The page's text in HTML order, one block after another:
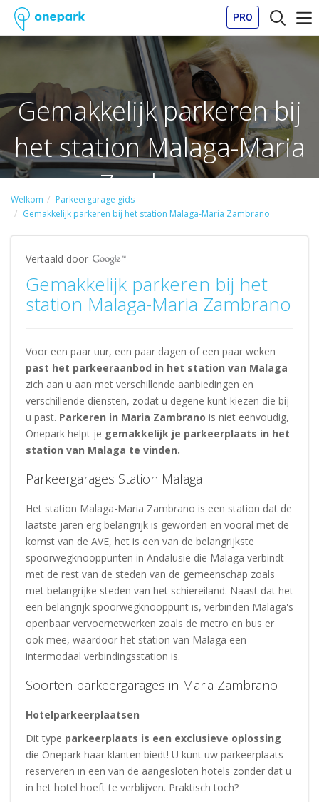
PRO
Gemakkelijk parkeren bij
het station Malaga-Maria
Zambrano
Welkom
Parkeergarage gids
Gemakkelijk parkeren bij het station Malaga-Maria Zambrano
Vertaald door
Gemakkelijk parkeren bij het
station Malaga-Maria Zambrano
Voor een paar uur, een paar dagen of een paar weken
past het parkeeraanbod in het station van Malaga
zich aan u aan met verschillende aanbiedingen en
verschillende diensten, zodat u degene kunt kiezen die bij
u past. Parkeren in Maria Zambrano is niet eenvoudig,
Onepark helpt je gemakkelijk je parkeerplaats in het
station van Malaga te vinden.
Parkeergarages Station Malaga
Het station Malaga-Maria Zambrano is een station dat de
laatste jaren erg belangrijk is geworden en vooral met de
komst van de AVE, het is een van de belangrijkste
spoorwegknooppunten in Andalusië die Malaga verbindt
met de rest van de steden van de gemeenschap zoals
met belangrijke steden van het schiereiland. Naast dat het
een belangrijk spoorwegknooppunt is, verbinden Malaga's
openbaar vervoernetwerken zoals de metro en bus er
ook mee, waardoor het station van Malaga een
intermodaal verbindingsstation is.
Soorten parkeergarages in Maria Zambrano
Hotelparkeerplaatsen
Dit type parkeerplaats is een exclusieve oplossing
die Onepark haar klanten biedt! U kunt uw parkeerplaats
reserveren in een van de aangesloten hotels zonder dat u
in het hotel hoeft te verblijven. Praktisch toch?